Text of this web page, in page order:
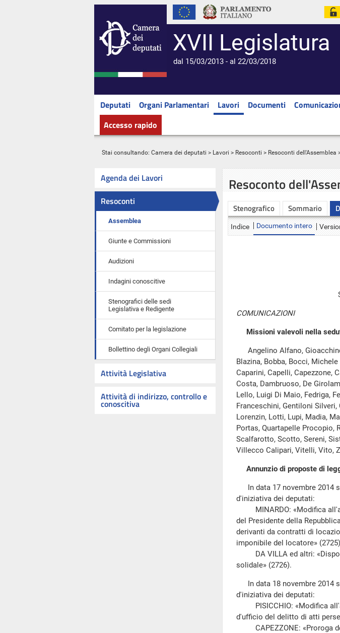
XVII Legislatura
dal 15/03/2013 - al 22/03/2018
Deputati Organi Parlamentari Lavori Documenti
Accesso rapido
Stai consultando: Camera dei deputati > Lavori > Resoconti > Resoconti dell'Assemblea
Agenda dei Lavori
Resoconti
Assemblea
Giunte e Commissioni
Audizioni
Indagini conoscitive
Stenografici delle sedi
Legislativa e Redigente
Comitato per la legislazione
Bollettino degli Organi Collegiali
Attività Legislativa
Attività di indirizzo, controllo e
conoscitiva
Resoconto
Stenografico Sommario
Indice Documento intero
COMUNICAZIONI
Missioni valevoli nella
Angelino Alfano,
Blazina, Bobba, Bocci,
Caparini, Capelli, Capezzone,
Costa, Dambruoso, De
Lello, Luigi Di Maio, Fedriga,
Franceschini, Gentiloni
Lorenzin, Lotti, Lupi, Madia,
Portas, Quartapelle Procopio,
Scalfarotto, Scotto, Sereni,
Villecco Calipari, Vitelli, Vito,
Annunzio di proposte di
In data 17 novembre 2014
d'iniziativa dei deputati:
MINARDO: «Modifica
del Presidente della
derivanti da contratti di
imponibile del locatore»
DA VILLA ed altri:
solidale» (2726).
In data 18 novembre 2014
d'iniziativa dei deputati:
PISICCHIO: «Modifica
d'ufficio del delitto di atti
CAPEZZONE: «Proroga